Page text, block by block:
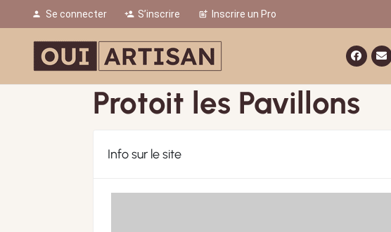
person Se connecter person_add S’inscrire post_add Inscrire un Pro
Protoit les Pavillons
Info sur le site